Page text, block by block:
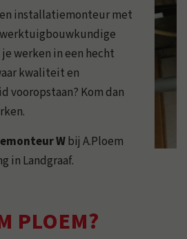
installatiemonteur met
werktuigbouwkundige
werken in een hecht
kwaliteit en
vooropstaan? Kom dan
Wbij A.Ploem
in Landgraaf.
PLOEM?